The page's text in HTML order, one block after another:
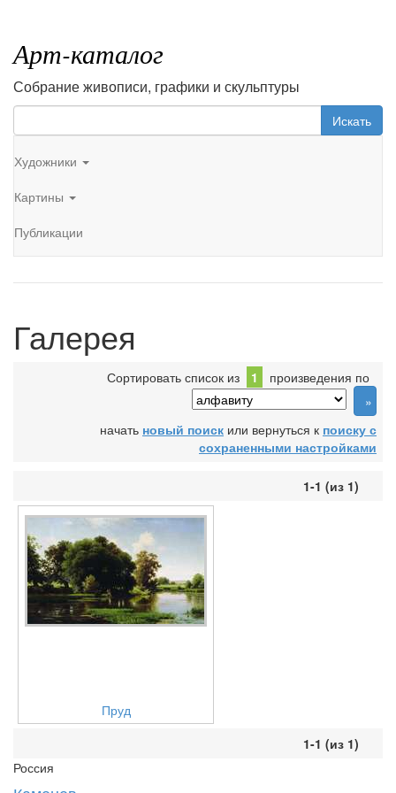
Арт-каталог
Собрание живописи, графики и скульптуры
Искать
Художники
Картины
Публикации
Галерея
Сортировать список из 1 произведения по
начать новый поиск или вернуться к поиску с
сохраненными настройками
1-1 (из 1)
Пруд
1-1 (из 1)
Россия